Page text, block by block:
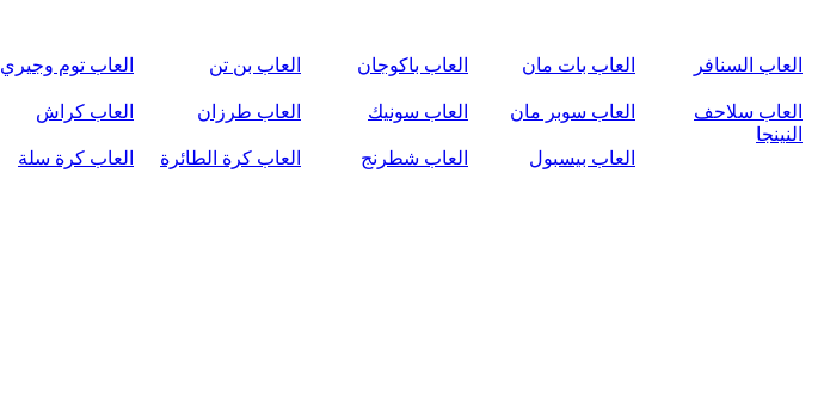
العاب السنافر
العاب بات مان العاب باكوجان العاب بن تن العاب توم وجيري
العاب سلاحف
النينجا
العاب سوبر مان العاب سونيك العاب طرزان العاب كراش
العاب بيسبول العاب شطرنج العاب كرة الطائرة العاب كرة سلة